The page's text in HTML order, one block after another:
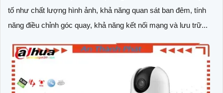
tố như chất lượng hình ảnh, khả năng quan sát ban đêm, tính
năng điều chỉnh góc quay, khả năng kết nối mạng và lưu trữ...